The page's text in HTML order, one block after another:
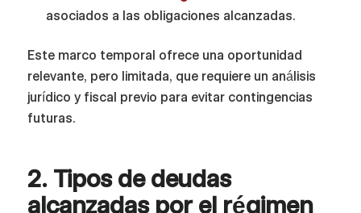
asociados a las obligaciones alcanzadas.
Este marco temporal ofrece una oportunidad
relevante, pero limitada, que requiere un análisis
jurídico y fiscal previo para evitar contingencias
futuras.
2. Tipos de deudas
alcanzadas por el régimen